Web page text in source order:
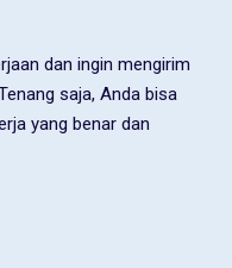
dan ingin mengirim
saja, Anda bisa
yang benar dan